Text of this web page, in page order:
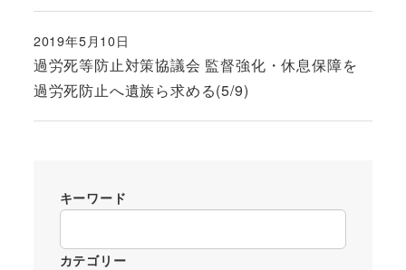
過労死等防止対策協議会 監督強化・休息保障を
過労死防止へ遺族ら求める(5/9)
投稿日
2019年5月10日
キーワード
カテゴリー